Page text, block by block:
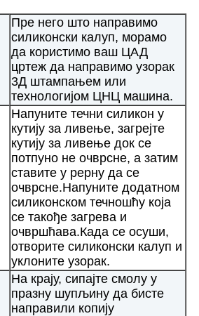
Пре него што направимо
силиконски калуп, морамо
да користимо ваш ЦАД
цртеж да направимо узорак
3Д штампањем или
технологијом ЦНЦ машина.
Напуните течни силикон у
кутију за ливење, загрејте
кутију за ливење док се
потпуно не очврсне, а затим
ставите у рерну да се
очврсне.Напуните додатном
силиконском течношћу која
се такође загрева и
очвршћава.Када се осуши,
отворите силиконски калуп и
уклоните узорак.
На крају, сипајте смолу у
празну шупљину да бисте
направили копију